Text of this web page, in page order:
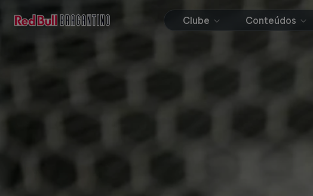
Clube Conteúdos